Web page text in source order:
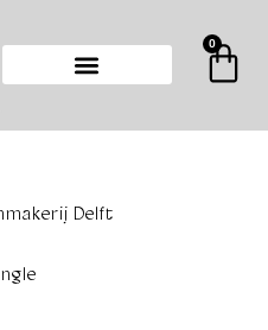
0
Delft